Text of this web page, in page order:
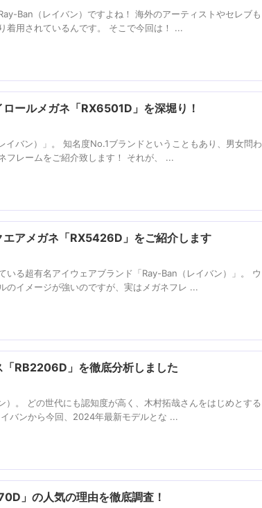
Ban（レイバン）ですよね！ 海外のアーティストやセレブも
着用されているんです。 そこで今回は！ ...
ールメガネ「RX6501D」を深堀り！
バン）」。 知名度No.1ブランドということもあり、男女問わ
フレームをご紹介致します！ それが、 ...
エアメガネ「RX5426D」をご紹介します
いる超有名アイウェアブランド「Ray-Ban（レイバン）」。 ウ
のイメージが強いのですが、実はメガネフレ ...
RB2206D」を徹底分析しました
。 どの世代にも認知度が高く、木村拓哉さんをはじめとする
バンから今回、2024年最新モデルとな ...
」の人気の理由を徹底調査！